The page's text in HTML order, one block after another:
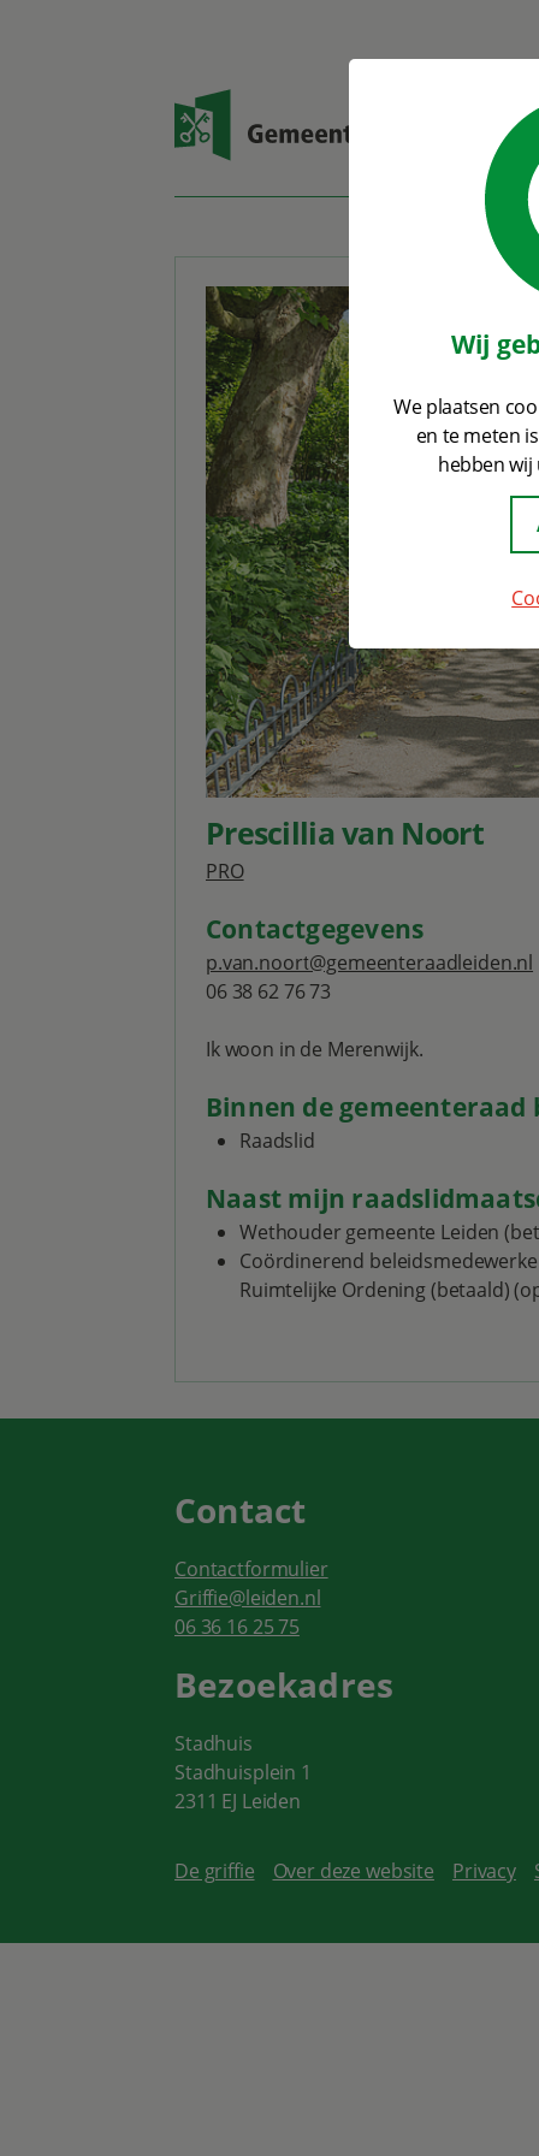
Wij
We plaatsen
en te meten
hebben
Open zoekvenster
Prescillia van Noort
PRO
Contactgegevens
p.van.noort@gemeenteraadleiden.nl
06 38 62 76 73
Ik woon in de Merenwijk.
Binnen de gemeenteraad
Raadslid
Naast mijn
Wethouder gemeente Leiden
Coördinerend
Ruimtelijke Ordening (betaald)
Contact
Contactformulier
Griffie@leiden.nl
06 36 16 25 75
Bezoekadres
Stadhuis
Stadhuisplein 1
2311 EJ Leiden
De griffie Over deze website Privacy